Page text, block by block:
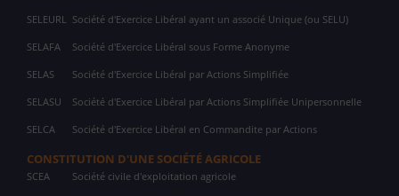
SELEURL Société d'Exercice Libéral ayant un associé Unique (ou SELU)
SELAFA Société d'Exercice Libéral sous Forme Anonyme
SELAS Société d'Exercice Libéral par Actions Simplifiée
SELASU Société d'Exercice Libéral par Actions Simplifiée Unipersonnelle
SELCA Société d'Exercice Libéral en Commandite par Actions
CONSTITUTION D'UNE SOCIÉTÉ AGRICOLE
SCEA Société civile d'exploitation agricole